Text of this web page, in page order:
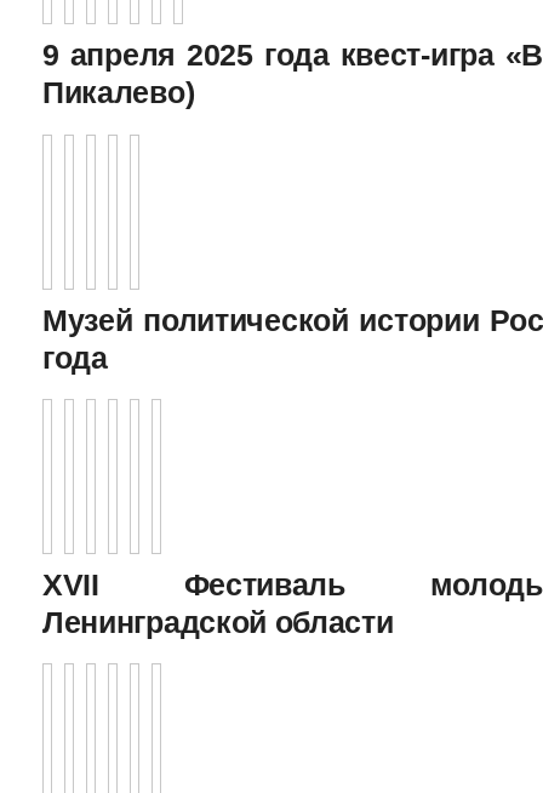
9 апреля 2025 года квест-игра
Пикалево)
Музей политической истории
года
XVII Фестиваль
Ленинградской области